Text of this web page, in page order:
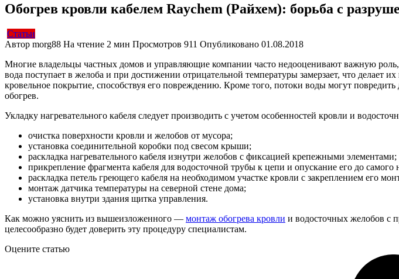
Обогрев кровли кабелем Raychem (Райхем): борьба с
Статьи
Автор morg88 На чтение 2 мин Просмотров 911 Опубликовано 01.08.2018
Многие владельцы частных домов и управляющие компании часто недооценивают важную
вода поступает в желоба и при достижении отрицательной температуры замерзает, что делает
кровельное покрытие, способствуя его повреждению. Кроме того, потоки воды могут
обогрев.
Укладку нагревательного кабеля следует производить с учетом особенностей кровли и
очистка поверхности кровли и желобов от мусора;
установка соединительной коробки под свесом крыши;
раскладка нагревательного кабеля изнутри желобов с фиксацией крепежными элементами;
прикрепление фрагмента кабеля для водосточной трубы к цепи и опускание его до
раскладка петель греющего кабеля на необходимом участке кровли с закреплением его
монтаж датчика температуры на северной стене дома;
установка внутри здания щитка управления.
Как можно уяснить из вышеизложенного — монтаж обогрева кровли и водосточных желобов с
целесообразно будет доверить эту процедуру специалистам.
Оцените статью